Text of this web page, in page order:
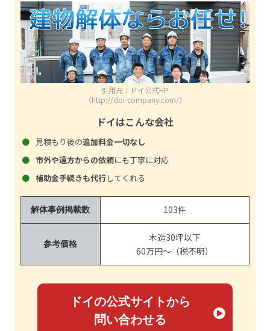
引用元：ドイ公式HP
（http://doi-company.com/）
ドイはこんな会社
見積もり後の追加料金一切なし
市外や遠方からの依頼にも丁寧に対応
補助金手続きも代行してくれる
解体事例掲載数 103件
参考価格
木造30坪以下
60万円～（税不明）
ドイの公式サイトから
問い合わせる